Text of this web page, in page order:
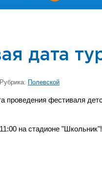
дата
Полевской
проведения фестиваля
на стадионе